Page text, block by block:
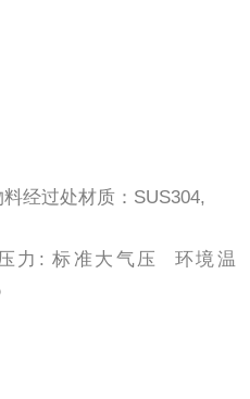
经过处材质： SUS304,
力 :标准大气压 环境温